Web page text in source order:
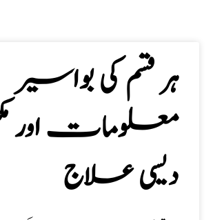
ہر قسم کی بواسیر
معلومات اور
دیسی علاج